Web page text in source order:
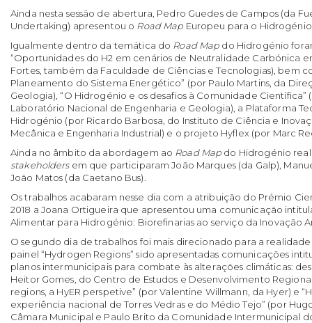
Ainda nesta sessão de abertura, Pedro Guedes de Campos (da
Undertaking) apresentou o Road Map Europeu para o
Igualmente dentro da temática do Road Map do Hidrogénio
“Oportunidades do H2 em cenários de Neutralidade Carbónica
Fortes, também da Faculdade de Ciências e Tecnologias), bem
Planeamento do Sistema Energético” (por Paulo Martins, da
Geologia), “O Hidrogénio e os desafios à Comunidade
Laboratório Nacional de Engenharia e Geologia), a Plataforma
Hidrogénio (por Ricardo Barbosa, do Instituto de Ciência e
Mecânica e Engenharia Industrial) e o projeto Hyflex (por Marc
Ainda no âmbito da abordagem ao Road Map do Hidrogénio
stakeholdersem que participaram João Marques (da Galp),
João Matos (da Caetano Bus).
Os trabalhos acabaram nesse dia com a atribuição do Prémio
2018 a Joana Ortigueira que apresentou uma comunicação
Alimentar para Hidrogénio: Biorefinarias ao serviço da Inovação
O segundo dia de trabalhos foi mais direcionado para a
painel “Hydrogen Regions” sido apresentadas comunicações
planos intermunicipais para combate às alterações climáticas:
Heitor Gomes, do Centro de Estudos e Desenvolvimento
regions, a HyER perspetive” (por Valentine Willmann, da Hyer) e
experiência nacional de Torres Vedras e do Médio Tejo” (por
Câmara Municipal e Paulo Brito da Comunidade Intermunicipal